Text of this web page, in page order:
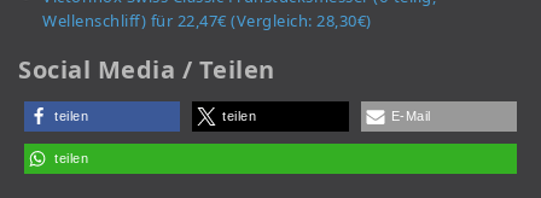
Wellenschliff) für 22,47€ (Vergleich: 28,30€)
Social Media / Teilen
teilen teilen E-Mail
teilen